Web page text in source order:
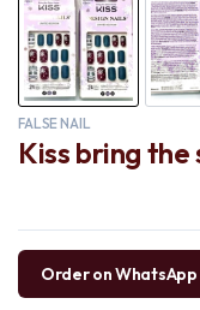
FALSE NAIL
Kiss bring the
Order on WhatsApp